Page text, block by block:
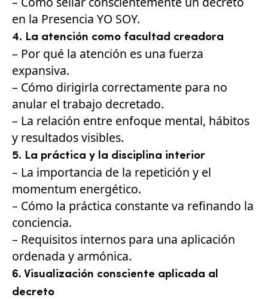
en la Presencia YO SOY.
4. La atención como facultad creadora
– Por qué la atención es una fuerza
expansiva.
– Cómo dirigirla correctamente para no
anular el trabajo decretado.
– La relación entre enfoque mental, hábitos
y resultados visibles.
5. La práctica y la disciplina interior
– La importancia de la repetición y el
momentum energético.
– Cómo la práctica constante va refinando la
conciencia.
– Requisitos internos para una aplicación
ordenada y armónica.
6. Visualización consciente aplicada al
decreto